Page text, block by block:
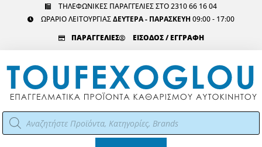
ΤΗΛΕΦΩΝΙΚΕΣ ΠΑΡΑΓΓΕΛΙΕΣ ΣΤΟ 2310 66 16 04
ΩΡΑΡΙΟ ΛΕΙΤΟΥΡΓΙΑΣΔΕΥΤΕΡΑ - ΠΑΡΑΣΚΕΥΗ 09:00 - 17:00
ΠΑΡΑΓΓΕΛΙΕΣ
ΕΙΣΟΔΟΣ / ΕΓΓΡΑΦΗ
Αναζήτηση
προϊόντων